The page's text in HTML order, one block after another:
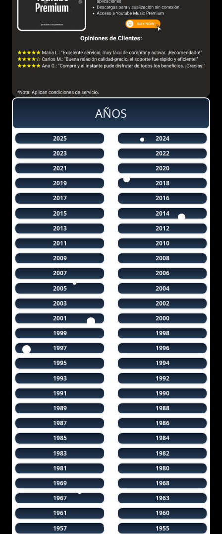
AÑOS
2025
2024
2023
2022
2021
2020
2019
2018
2017
2016
2015
2014
2013
2012
2011
2010
2009
2008
2007
2006
2005
2004
2003
2002
2001
2000
1999
1998
1997
1996
1995
1994
1993
1992
1991
1990
1989
1988
1987
1986
1985
1984
1983
1982
1981
1980
1969
1968
1967
1963
1961
1960
1957
1955